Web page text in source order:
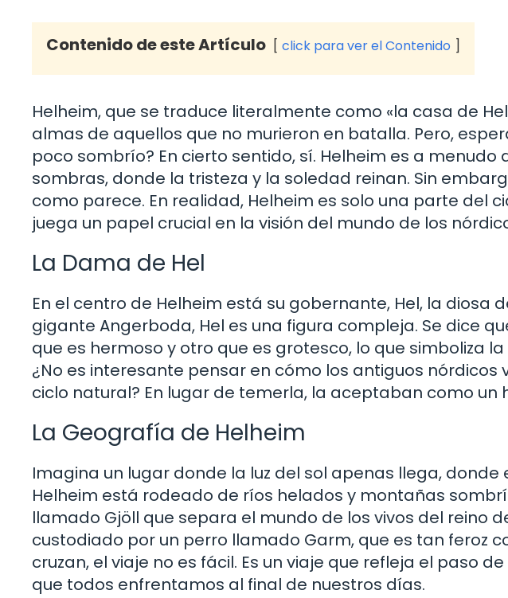
Contenido de este Artículo click para ver el Contenido
Helheim, que se traduce literalmente como «la casa de
almas de aquellos que no murieron en batalla. Pero,
poco sombrío? En cierto sentido, sí. Helheim es a
sombras, donde la tristeza y la soledad reinan. Sin
como parece. En realidad, Helheim es solo una parte del
juega un papel crucial en la visión del mundo de los
La Dama de Hel
En el centro de Helheim está su gobernante, Hel, la diosa
gigante Angerboda, Hel es una figura compleja. Se dice
que es hermoso y otro que es grotesco, lo que simboliza
¿No es interesante pensar en cómo los antiguos
ciclo natural? En lugar de temerla, la aceptaban como un
La Geografía de Helheim
Imagina un lugar donde la luz del sol apenas llega,
Helheim está rodeado de ríos helados y montañas
llamado Gjöll que separa el mundo de los vivos del reino
custodiado por un perro llamado Garm, que es tan feroz
cruzan, el viaje no es fácil. Es un viaje que refleja el paso
que todos enfrentamos al final de nuestros días.